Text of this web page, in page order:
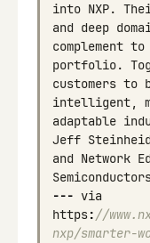
into NXP.
and deep
complement to
portfolio.
customers to
intelligent,
adaptable
Jeff
and Network
--- via
https://
nxp/smarter-